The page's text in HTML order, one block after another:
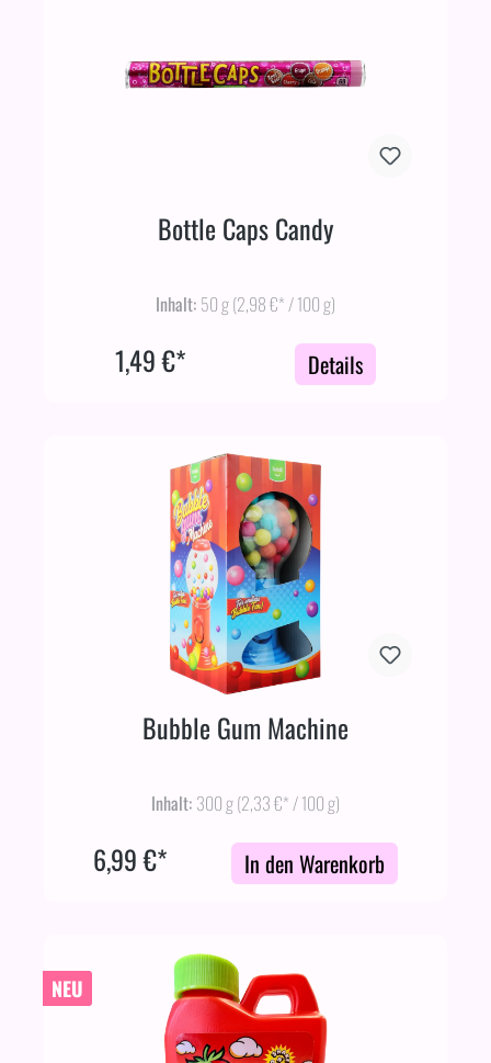
Bottle Caps Candy
Inhalt: 50 g(2,98 €* / 100 g)
1,49 €* Details
Bubble Gum Machine
Inhalt: 300 g(2,33 €* / 100 g)
6,99 €* In den Warenkorb
NEU